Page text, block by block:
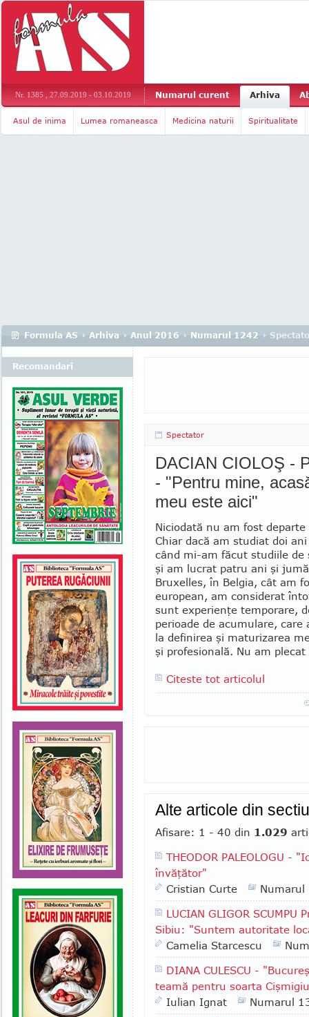
Nr. 1385 , 27.09.2019 - 03.10.2019 Numarul curent Arhiva
Asul de inima Lumea romaneasca Medicina naturii Spiritualitate
Formula AS › Arhiva › Anul 2016 › Numarul 1242 ›
Spectator
DACIAN CIOLOŞ -
- "Pentru mine,
meu este aici"
Niciodată nu am fost departe
Chiar dacă am studiat doi
când mi-am făcut studiile de
şi am lucrat patru ani şi
Bruxelles, în Belgia, cât am
eu­ropean, am consi­derat
sunt experienţe temporare,
perioade de acumulare, care
la definirea şi maturizarea
şi profesională. Nu am
Citeste tot articolul
Alte articole din
Afisare: 1 - 40 din 1.029
THEODOR PALEOLOGU -
învăţător"
Cristian Curte
Numarul
LUCIAN GLIGOR
Sibiu: "Suntem autoritate
Camelia Starcescu
DIANA CULESCU -
teamă pentru soarta
Iulian Ignat
Numarul
Recomandari